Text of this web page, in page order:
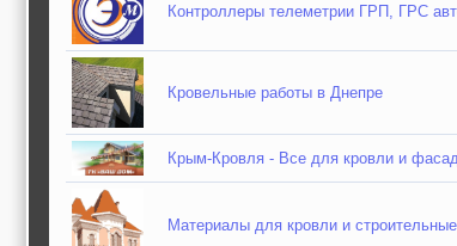
Контроллеры телеметрии ГРП, ГРС
Кровельные работы в Днепре
Крым-Кровля - Все для кровли и
Материалы для кровли и